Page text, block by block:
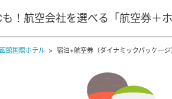
も！航空会社を選べる「航空券＋ホ
函館国際ホテル 宿泊+航空券（ダイナミックパッケージ